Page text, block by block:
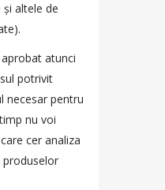
altele de
atunci
potrivit
necesar pentru
nu voi
cer analiza
produselor